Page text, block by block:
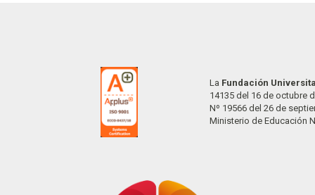
La Fundación
14135 del 16 de octubre
Nº 19566 del 26 de
Ministerio de Educación